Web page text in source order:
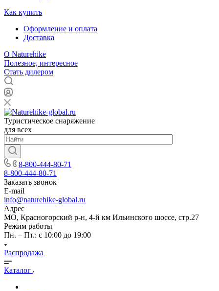
Как купить
Оформление и оплата
Доставка
О Naturehike
Полезное, интересное
Стать дилером
Туристическое снаряжение
для всех
8-800-444-80-71
8-800-444-80-71
Заказать звонок
E-mail
info@naturehike-global.ru
Адрес
МО, Красногорский р-н, 4-й км Ильинского шоссе, стр.27
Режим работы
Пн. – Пт.: с 10:00 до 19:00
Распродажа
Каталог